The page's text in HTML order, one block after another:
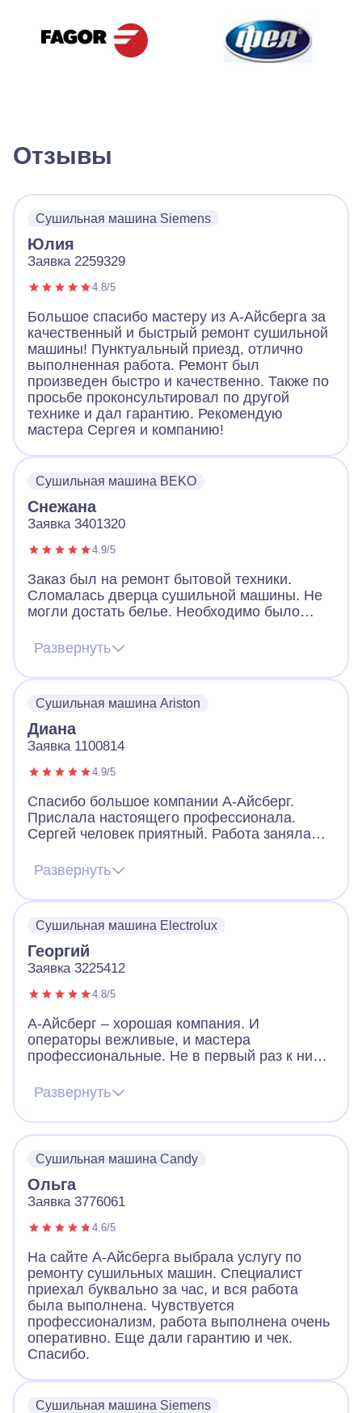
Отзывы
Сушильная машина Siemens
Юлия
Заявка 2259329
4.8/5
Большое спасибо мастеру из А-Айсберга за
качественный и быстрый ремонт сушильной
машины! Пунктуальный приезд, отлично
выполненная работа. Ремонт был
произведен быстро и качественно. Также по
просьбе проконсультировал по другой
технике и дал гарантию. Рекомендую
мастера Сергея и компанию!
Сушильная машина BEKO
Снежана
Заявка 3401320
4.9/5
Заказ был на ремонт бытовой техники.
Сломалась дверца сушильной машины. Не
могли достать белье. Необходимо было
заменить замок. Мастер из А-Айсберг
приехал, открыл нам замок. Нашел
запасную часть, которая подошла, не
старая. Мастеру спасибо.
Развернуть
Сушильная машина Ariston
Диана
Заявка 1100814
4.9/5
Спасибо большое компании А-Айсберг.
Прислала настоящего профессионала.
Сергей человек приятный. Работа заняла
быстро провел диагностику, определил суть
проблемы, изначально вселил уверенность.
Сушильная машина прекрасно работает
Развернуть
Сушильная машина Electrolux
Георгий
Заявка 3225412
4.8/5
А-Айсберг – хорошая компания. И
операторы вежливые, и мастера
профессиональные. Не в первый раз к ним
сушильной машины. В какой-то момент она
перестала реагировать на нажатие кнопок.
Мастер быстро нашел проблему. Дело было
в шнуре питания, машинка не работала
совсем. Он запаял шнур, и машинка
включилась. Молодцы.
Развернуть
Сушильная машина Candy
Ольга
Заявка 3776061
4.6/5
На сайте А-Айсберга выбрала услугу по
ремонту сушильных машин. Специалист
приехал буквально за час, и вся работа
была выполнена. Чувствуется
профессионализм, работа выполнена очень
оперативно. Еще дали гарантию и чек.
Спасибо.
Сушильная машина Siemens